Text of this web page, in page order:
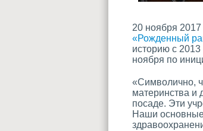
20 ноября
«Рожденный
историю с 2013
ноября по
«Символично,
материнства и
посаде. Эти
Наши